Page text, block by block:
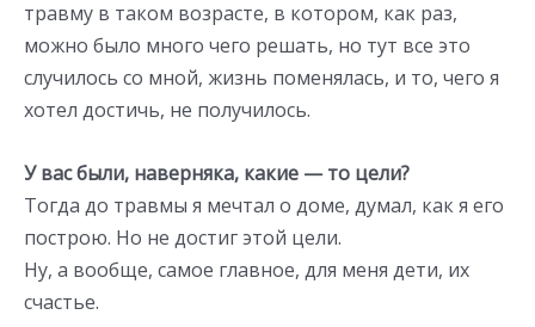
травму в таком возрасте, в котором, как раз,
можно было много чего решать, но тут все это
случилось со мной, жизнь поменялась, и то, чего я
хотел достичь, не получилось.
У вас были, наверняка, какие — то цели?
Тогда до травмы я мечтал о доме, думал, как я его
построю. Но не достиг этой цели.
Ну, а вообще, самое главное, для меня дети, их
счастье.